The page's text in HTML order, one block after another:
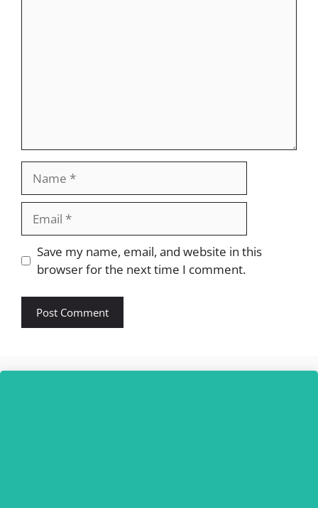
Website
Save my name, email, and website in this
browser for the next time I comment.